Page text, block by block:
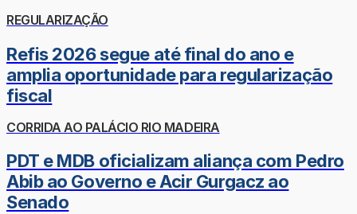
REGULARIZAÇÃO
Refis 2026 segue até final do ano e
amplia oportunidade para regularização
fiscal
CORRIDA AO PALÁCIO RIO MADEIRA
PDT e MDB oficializam aliança com Pedro
Abib ao Governo e Acir Gurgacz ao
Senado